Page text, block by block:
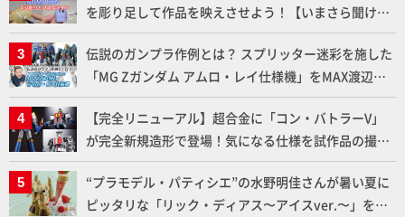
を彫り足して作品を映えさせよう！【いまさら聞けな
いプラモデルの基礎：スジ彫りとパネルライン】
伝説のガンプラ作例とは？ スプリッター迷彩を施した
「MG Zガンダム アムロ・レイ仕様機」をMAX渡辺が
ふたたび塗る!!【試し読み】
【完全リニューアル】超合金に「コン・バトラーV」
が完全新規造形で登場！気になる仕様を試作品の撮り
下ろしでご紹介!!さらに「大鉄人17」＆「ワンエイ
ト」セット情報もお届け！【超合金の魂】
“プラモデル・パティシエ”の水野明佳さんが暑い夏に
ピッタリな「リック・ディアス〜アイスver.〜」を製